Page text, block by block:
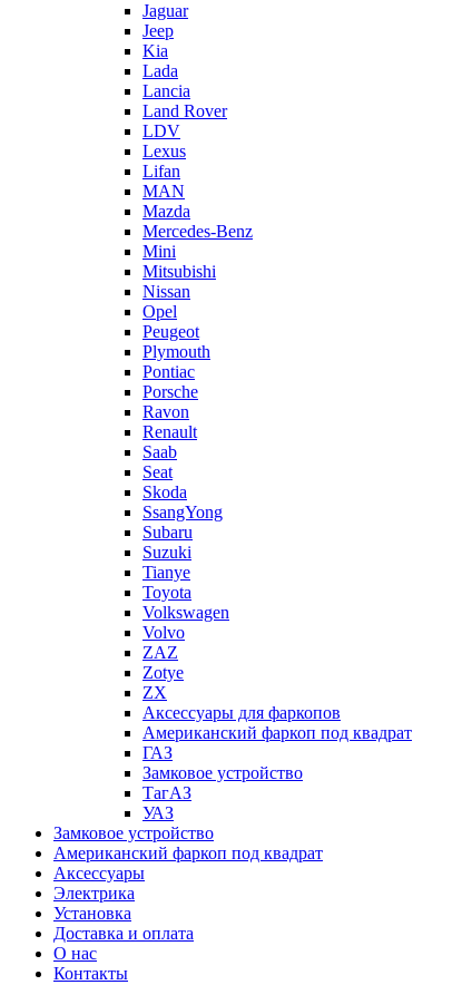
Jaguar
Jeep
Kia
Lada
Lancia
Land Rover
LDV
Lexus
Lifan
MAN
Mazda
Mercedes-Benz
Mini
Mitsubishi
Nissan
Opel
Peugeot
Plymouth
Pontiac
Porsche
Ravon
Renault
Saab
Seat
Skoda
SsangYong
Subaru
Suzuki
Tianye
Toyota
Volkswagen
Volvo
ZAZ
Zotye
ZX
Аксессуары для фаркопов
Американский фаркоп под квадрат
ГАЗ
Замковое устройство
ТагАЗ
УАЗ
Замковое устройство
Американский фаркоп под квадрат
Аксессуары
Электрика
Установка
Доставка и оплата
О нас
Контакты